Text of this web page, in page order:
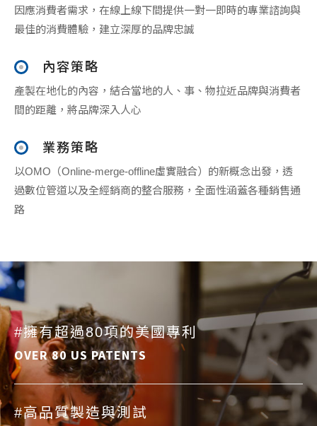
因應消費者需求，在線上線下間提供一對一即時的專業諮詢與
最佳的消費體驗，建立深厚的品牌忠誠
內容策略
產製在地化的內容，結合當地的人、事、物拉近品牌與消費者
間的距離，將品牌深入人心
業務策略
以OMO（Online-merge-offline虛實融合）的新概念出發，透
過數位管道以及全經銷商的整合服務，全面性涵蓋各種銷售通
路
#擁有超過80項的美國專利
OVER 80 US PATENTS
#高品質製造與測試